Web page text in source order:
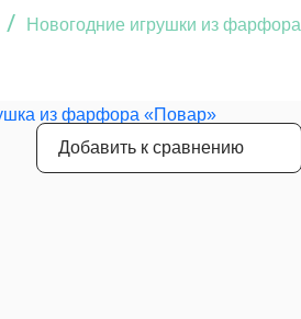
/ Новогодние игрушки из фарфора
Добавить к сравнению